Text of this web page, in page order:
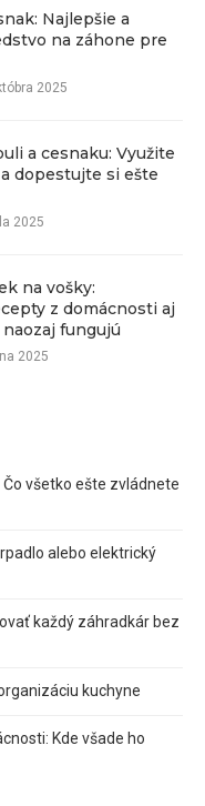
Najlepšie a
na záhone pre
2025
a cesnaku: Využite
dopestujte si ešte
2025
na vošky:
z domácnosti aj
fungujú
2025
všetko ešte zvládnete
alebo elektrický
každý záhradkár bez
kuchyne
Kde všade ho